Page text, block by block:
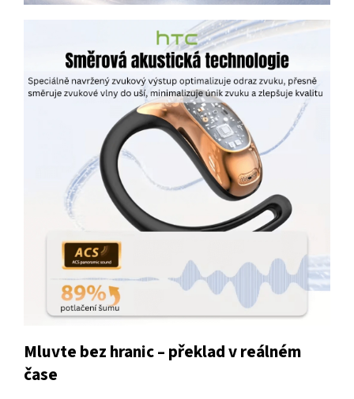
Mluvte bez hranic – překlad v reálném
čase